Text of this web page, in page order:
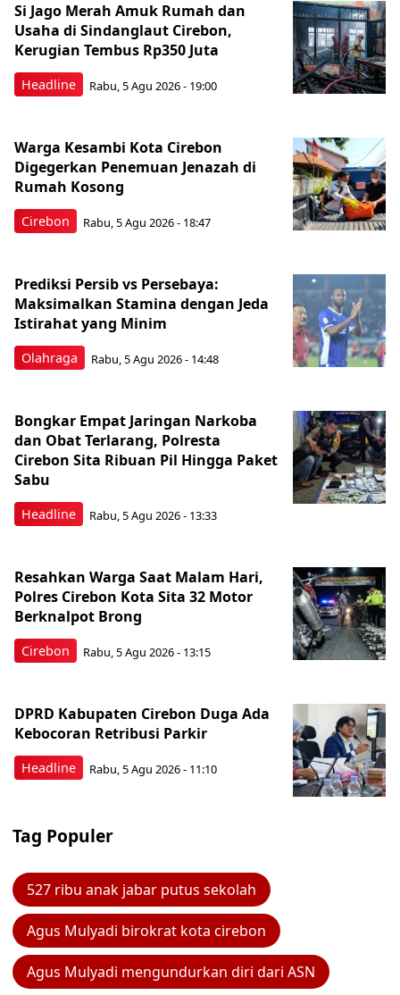
Headline
Si Jago Merah Amuk Rumah dan
Usaha di Sindanglaut Cirebon,
Kerugian Tembus Rp350 Juta
Rabu, 5 Agu 2026 - 19:00
Cirebon
Warga Kesambi Kota Cirebon
Digegerkan Penemuan Jenazah di
Rumah Kosong
Rabu, 5 Agu 2026 - 18:47
Olahraga
Prediksi Persib vs Persebaya:
Maksimalkan Stamina dengan Jeda
Istirahat yang Minim
Rabu, 5 Agu 2026 - 14:48
Headline
Bongkar Empat Jaringan Narkoba
dan Obat Terlarang, Polresta
Cirebon Sita Ribuan Pil Hingga Paket
Sabu
Rabu, 5 Agu 2026 - 13:33
Cirebon
Resahkan Warga Saat Malam Hari,
Polres Cirebon Kota Sita 32 Motor
Berknalpot Brong
Rabu, 5 Agu 2026 - 13:15
Headline
DPRD Kabupaten Cirebon Duga Ada
Kebocoran Retribusi Parkir
Rabu, 5 Agu 2026 - 11:10
Tag Populer
527 ribu anak jabar putus sekolah
Agus Mulyadi birokrat kota cirebon
Agus Mulyadi mengundurkan diri dari ASN